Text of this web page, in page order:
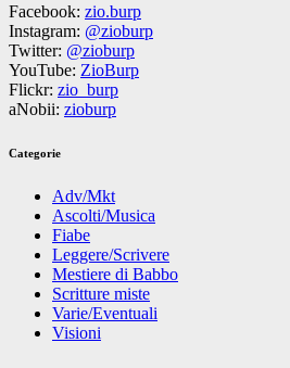
Facebook: zio.burp
Instagram: @zioburp
Twitter: @zioburp
YouTube: ZioBurp
Flickr: zio_burp
aNobii: zioburp
Categorie
Adv/Mkt
Ascolti/Musica
Fiabe
Leggere/Scrivere
Mestiere di Babbo
Scritture miste
Varie/Eventuali
Visioni